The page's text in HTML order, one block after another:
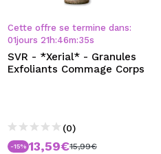
Cette offre se termine dans:
01jours 21 h:46m:35s
SVR - *Xerial* - Granules
Exfoliants Commage Corps
(0)
-15% 13,59€15,99€